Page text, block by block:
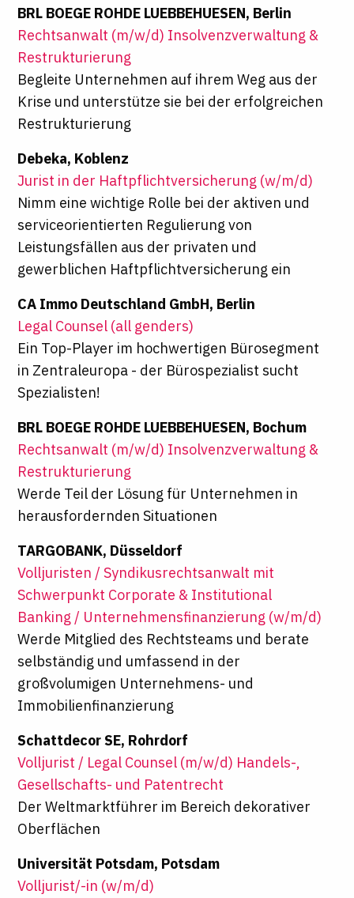
BRL BOEGE ROHDE LUEBBEHUESEN, Berlin
Rechtsanwalt (m/w/d) Insolvenzverwaltung &
Restrukturierung
Begleite Unternehmen auf ihrem Weg aus der
Krise und unterstütze sie bei der erfolgreichen
Restrukturierung
Debeka, Koblenz
Jurist in der Haftpflichtversicherung (w/m/d)
Nimm eine wichtige Rolle bei der aktiven und
serviceorientierten Regulierung von
Leistungsfällen aus der privaten und
gewerblichen Haftpflichtversicherung ein
CA Immo Deutschland GmbH, Berlin
Legal Counsel (all genders)
Ein Top-Player im hochwertigen Bürosegment
in Zentraleuropa - der Bürospezialist sucht
Spezialisten!
BRL BOEGE ROHDE LUEBBEHUESEN, Bochum
Rechtsanwalt (m/w/d) Insolvenzverwaltung &
Restrukturierung
Werde Teil der Lösung für Unternehmen in
herausfordernden Situationen
TARGOBANK, Düsseldorf
Volljuristen / Syndikusrechtsanwalt mit
Schwerpunkt Corporate & Institutional
Banking / Unternehmensfinanzierung (w/m/d)
Werde Mitglied des Rechtsteams und berate
selbständig und umfassend in der
großvolumigen Unternehmens- und
Immobilienfinanzierung
Schattdecor SE, Rohrdorf
Volljurist / Legal Counsel (m/w/d) Handels-,
Gesellschafts- und Patentrecht
Der Weltmarktführer im Bereich dekorativer
Oberflächen
Universität Potsdam, Potsdam
Volljurist/-in (w/m/d)